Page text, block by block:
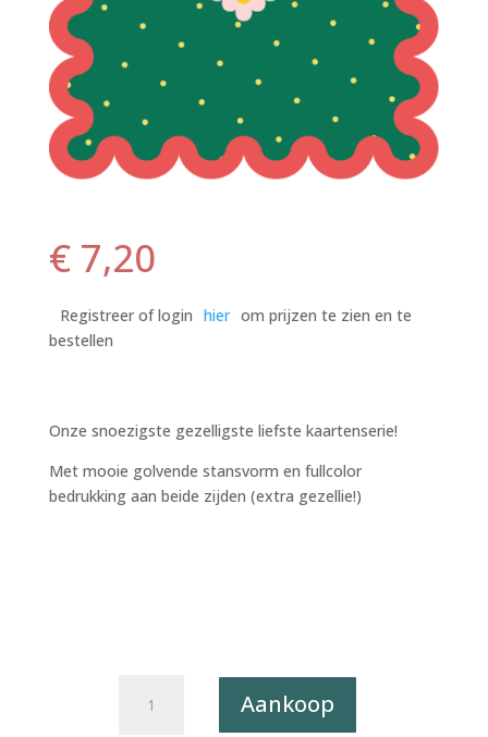
€7,20
Registreer of login hier om prijzen te zien en te
bestellen
Onze snoezigste gezelligste liefste kaartenserie!
Met mooie golvende stansvorm en fullcolor
bedrukking aan beide zijden (extra gezellie!)
Sweet
Aankoop